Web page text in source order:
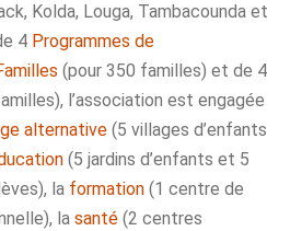
Kolda, Louga, Tambacounda et
4 Programmes de
(pour 350 familles) et de 4
l’association est engagée
alternative (5 villages d’enfants
(5 jardins d’enfants et 5
la formation (1 centre de
la santé (2 centres